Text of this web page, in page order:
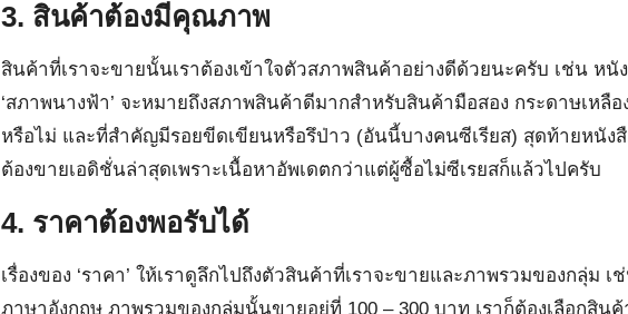
3. สินค้าต้องมีคุณภาพ
สินค้าที่เราจะขายนั้นเราต้องเข้าใจตัวสภาพสินค้าอย่างดีด้วยนะครับ เช่น หนั
‘สภาพนางฟ้า’ จะหมายถึงสภาพสินค้าดีมากสำหรับสินค้ามือสอง กระดาษเหลื
หรือไม่ และที่สำคัญมีรอยขีดเขียนหรือรึป่าว (อันนี้บางคนซีเรียส) สุดท้ายหนัง
ต้องขายเอดิชั่นล่าสุดเพราะเนื้อหาอัพเดตกว่าแต่ผู้ซื้อไม่ซีเรยสก็แล้วไปครับ
4. ราคาต้องพอรับได้
เรื่องของ ‘ราคา’ ให้เราดูลึกไปถึงตัวสินค้าที่เราจะขายและภาพรวมของกลุ่ม
ภาษาอังกฤษ ภาพรวมของกลุ่มนั้นขายอยู่ที่ 100 – 300 บาท เราก็ต้องเลือกสินค้